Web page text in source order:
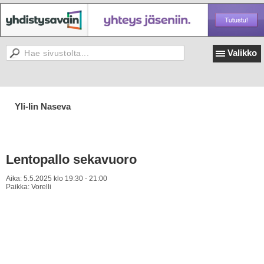
Valikko
Yli-Iin Naseva
Lentopallo sekavuoro
Aika: 5.5.2025 klo 19:30 - 21:00
Paikka: Vorelli